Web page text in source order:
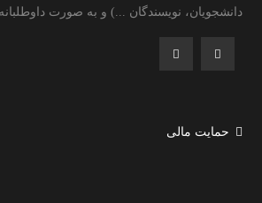
دانشجویان، نویسندگان ...) و به صورت داوطلبانه
حمایت مالی